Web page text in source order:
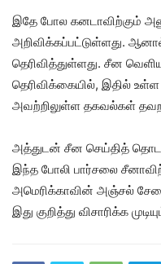
இதே போல கனடாவிற்கும்
அறிவிக்கப்பட்டுள்ளது.
தெரிவித்துள்ளது. சீன
தெரிவிக்கையில், இதில்
அவற்றிலுள்ள தகவல்கள்
அத்துடன் சீன செய்தித்
இந்த போலி பார்சலை
அமெரிக்காவின் அஞ்சல்
இது குறித்து விசாரிக்க